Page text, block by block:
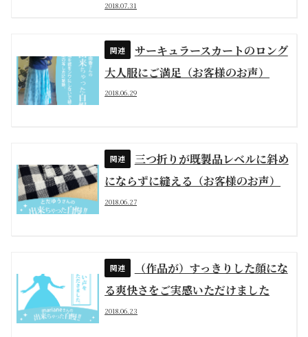
2018.07.31
サーキュラースカートのロング
大人服にご満足（お客様のお声）
2018.06.29
三つ折りが既製品レベルに斜め
にならずに縫える（お客様のお声）
2018.06.27
（作品が）すっきりした顔にな
る爽快さをご実感いただけました
2018.06.23